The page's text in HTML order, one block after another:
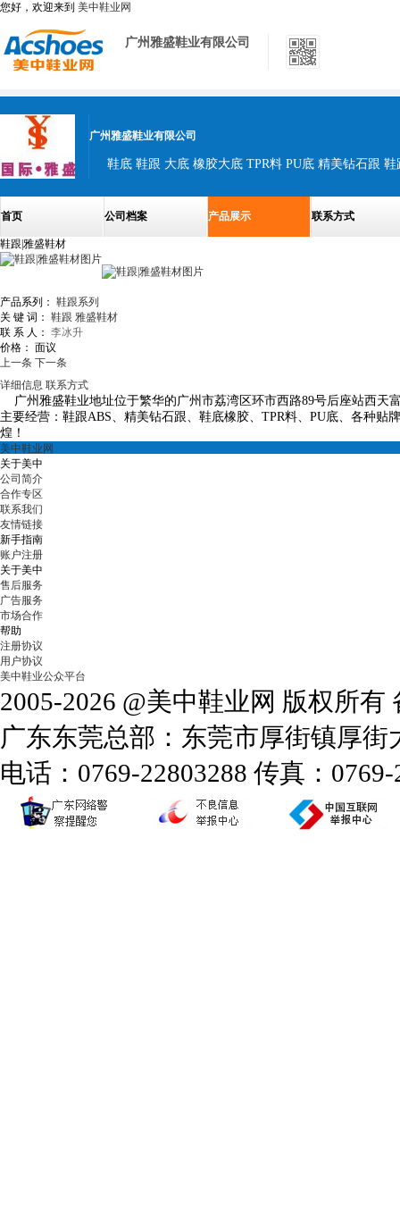
您好，欢迎来到 美中鞋业网
广州雅盛鞋业有限公司
广州雅盛鞋业有限公司
鞋底 鞋跟 大底 橡胶大底 TPR料 PU底 精美钻石跟 鞋
首页 公司档案 产品展示 联系方式
鞋跟|雅盛鞋材
产品系列： 鞋跟系列
关 键 词： 鞋跟 雅盛鞋材
联 系 人： 李冰升
价格： 面议
上一条 下一条
详细信息 联系方式
广州雅盛鞋业地址位于繁华的广州市荔湾区环市西路89号后座站西天
主要经营：鞋跟ABS、精美钻石跟、鞋底橡胶、 TPR料、 PU底、各种贴
煌！
美中鞋业网
关于美中
公司简介
合作专区
联系我们
友情链接
新手指南
账户注册
关于美中
售后服务
广告服务
市场合作
帮助
注册协议
用户协议
美中鞋业公众平台
2005-2026 @美中鞋业网 版权所有
广东东莞总部：东莞市厚街镇厚
电话：0769-22803288 传真：0769-